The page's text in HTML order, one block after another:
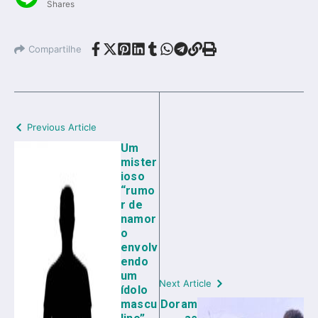
Shares
Compartilhe
Previous Article
Um
mister
ioso
“rumo
r de
namor
o
envolv
endo
um
ídolo
mascu
Next Article
Doram